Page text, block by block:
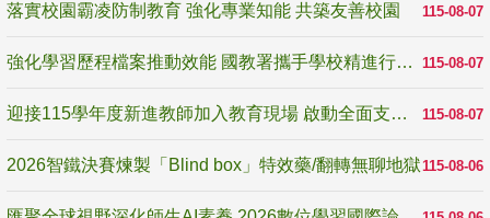
115-08-07
落實校園霸凌防制教育 強化專業知能 共築友善校園
115-08-07
強化學習歷程檔案推動效能 國教署攜手學校精進行政與教學支持
115-08-07
迎接115學年度新進教師加入教育現場 啟動全面支持陪伴
115-08-06
2026智鐵決賽煉製「Blind box」特效藥/翻轉無聊地獄